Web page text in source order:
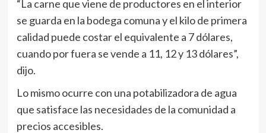
“La carne que viene de productores en el interior
se guarda en la bodega comuna y el kilo de primera
calidad puede costar el equivalente a 7 dólares,
cuando por fuera se vende a 11, 12 y 13 dólares”,
dijo.
Lo mismo ocurre con una potabilizadora de agua
que satisface las necesidades de la comunidad a
precios accesibles.